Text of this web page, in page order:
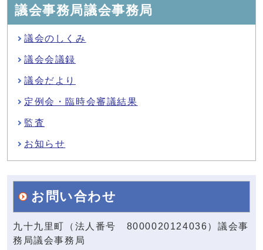
議会事務局議会事務局
議会のしくみ
議会会議録
議会だより
定例会・臨時会審議結果
監査
お知らせ
お問い合わせ
九十九里町（法人番号 8000020124036）議会事
務局議会事務局